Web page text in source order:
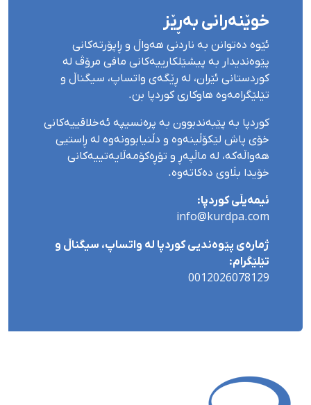
خوێنەرانی بەڕێز
ئێوە دەتوانن بە ناردنی هەواڵ و ڕاپۆرتەکانی
پێوەندیدار بە پیشێلکارییەکانی مافی مرۆڤ لە
کوردستانی ئێران، لە ڕێگەی واتساپ، سیگناڵ و
تێلێگرامەوە هاوکاری کوردپا بن.
کوردپا بە پێبەندبوون بە پرەنسیپە ئەخلاقییەکانی
خۆی پاش لێکۆڵینەوە و دڵنیابوونەوە لە ڕاستیی
هەواڵەکە، لە ماڵپەڕ و تۆڕەکۆمەڵایەتییەکانی
خۆیدا بڵاوی دەکاتەوە.
ئیمەیڵی کوردپا:
info@kurdpa.com
ژمارەی پێوەندیی کوردپا لە واتساپ، سیگناڵ و
تێلێگرام:
0012026078129